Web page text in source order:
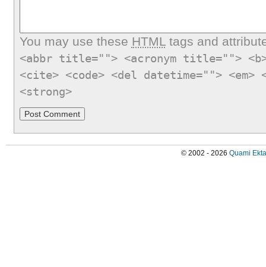
You may use these HTMLtags and
<abbr title=""> <acronym title="">
<cite> <code> <del datetime="">
<strong>
© 2002 - 2026 Quami